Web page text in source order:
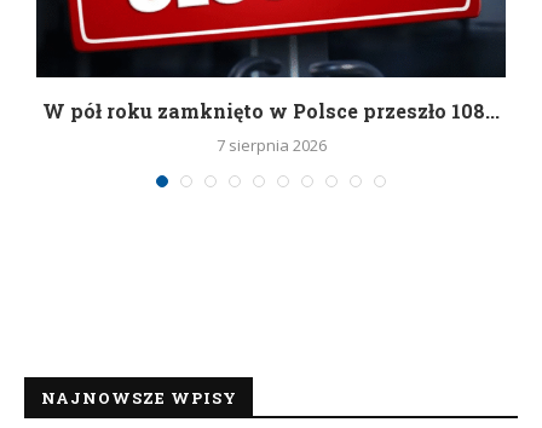
W pół roku zamknięto w Polsce przeszło 108...
7 sierpnia 2026
NAJNOWSZE WPISY